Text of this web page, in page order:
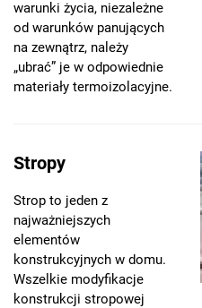
warunki życia, niezależne
od warunków panujących
na zewnątrz, należy
„ubrać” je w odpowiednie
materiały termoizolacyjne.
Stropy
Strop to jeden z
najważniejszych
elementów
konstrukcyjnych w domu.
Wszelkie modyfikacje
konstrukcji stropowej